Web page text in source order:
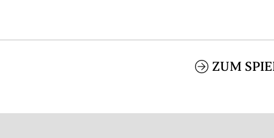
ZUM